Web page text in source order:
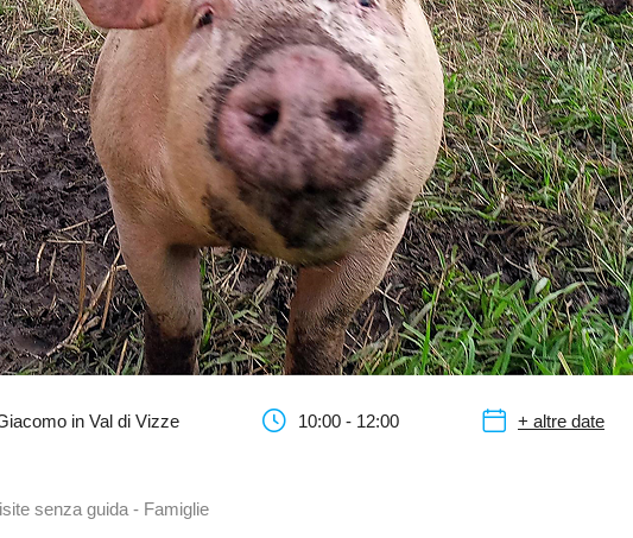
in Val di Vizze 10:00 - 12:00 + altre date
senza guida - Famiglie